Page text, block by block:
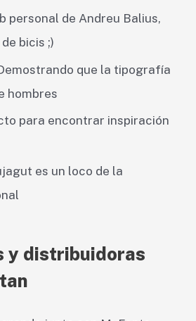
personal de Andreu Balius,
bicis ;)
que la tipografía
hombres
para encontrar inspiración
es un loco de la
y distribuidoras